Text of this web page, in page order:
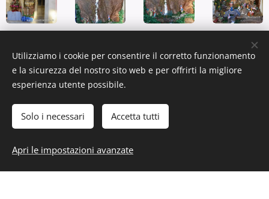
Utilizziamo i cookie per consentire il corretto funzionamento
e la sicurezza del nostro sito web e per offrirti la migliore
esperienza utente possibile.
Solo i necessari Accetta tutti
Apri le impostazioni avanzate